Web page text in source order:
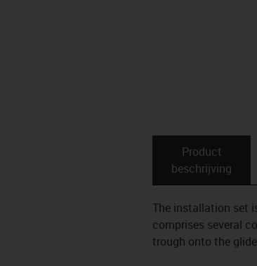
Product
beschrijving
The installation set
comprises several
trough onto the